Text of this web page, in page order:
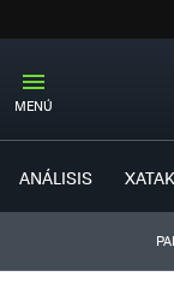
MENÚ
ANÁLISIS